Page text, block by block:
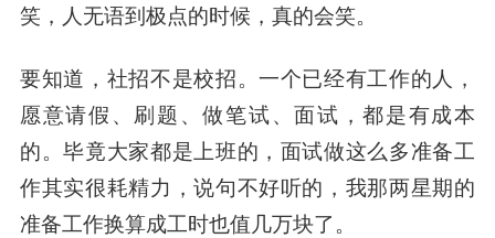
笑，人无语到极点的时候，真的会笑。
要知道，社招不是校招。一个已经有工作的人，
愿意请假、刷题、做笔试、面试，都是有成本
的。毕竟大家都是上班的，面试做这么多准备工
作其实很耗精力，说句不好听的，我那两星期的
准备工作换算成工时也值几万块了。